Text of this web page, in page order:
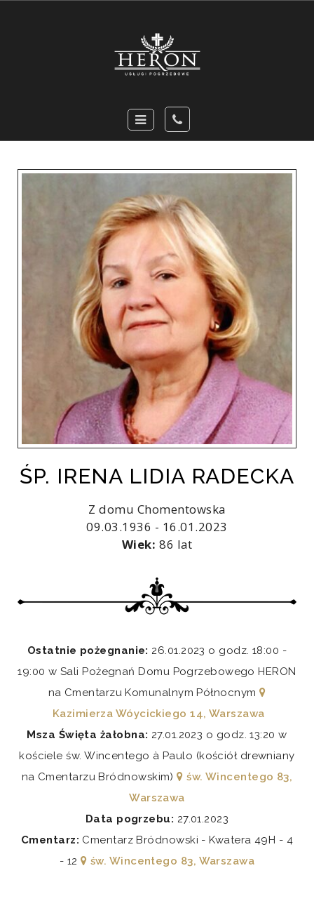
ŚP. IRENA LIDIA RADECKA
Z domu Chomentowska
09.03.1936 - 16.01.2023
Wiek: 86 lat
Ostatnie pożegnanie: 26.01.2023 o godz. 18:00 -
19:00 w Sali Pożegnań Domu Pogrzebowego HERON
na Cmentarzu Komunalnym Północnym
Kazimierza Wóycickiego 14, Warszawa
Msza Święta żałobna: 27.01.2023 o godz. 13:20 w
kościele św. Wincentego à Paulo (kościół drewniany
na Cmentarzu Bródnowskim)
św. Wincentego 83,
Warszawa
Data pogrzebu: 27.01.2023
Cmentarz: Cmentarz Bródnowski - Kwatera 49H - 4
- 12
św. Wincentego 83, Warszawa